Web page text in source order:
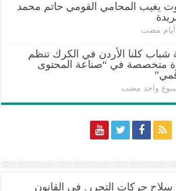
يغيب المحامي القومي حاتم محمد
شباب كلنا الأردن في الكرك تنظم
متخصصة في “صناعة المحتوى
واحد مضت
سلاح حركات التحرر. في القانون